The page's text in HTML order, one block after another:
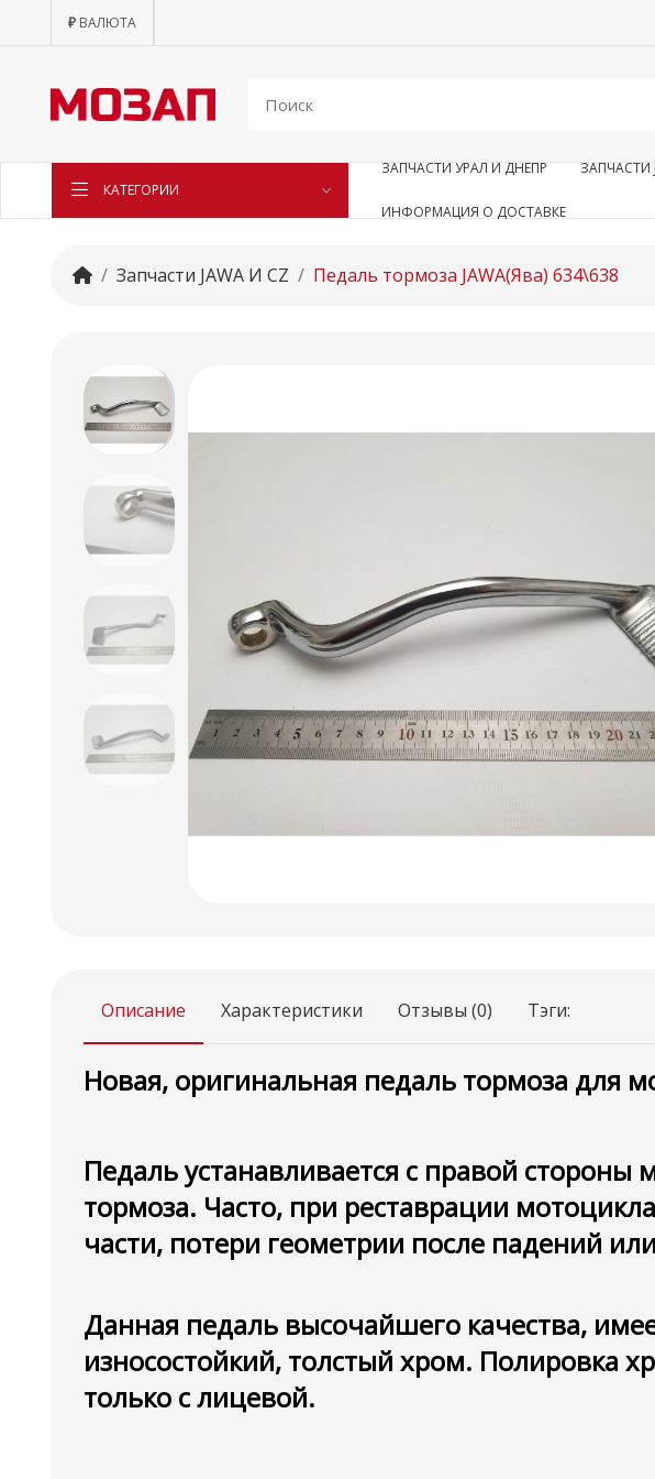
₽ ВАЛЮТА
КАТЕГОРИИ
ЗАПЧАСТИ УРАЛ И ДНЕПР ЗАПЧАСТИ
ИНФОРМАЦИЯ О ДОСТАВКЕ
Запчасти JAWA И CZ Педаль тормоза JAWA(Ява) 634\638
Описание Характеристики Отзывы (0) Тэги:
Новая, оригинальная педаль тормоза для
Педаль устанавливается с правой
тормоза. Часто, при реставрации
части, потери геометрии после падений
Данная педаль высочайшего качества,
износостойкий, толстый хром. Полировка
только с лицевой.